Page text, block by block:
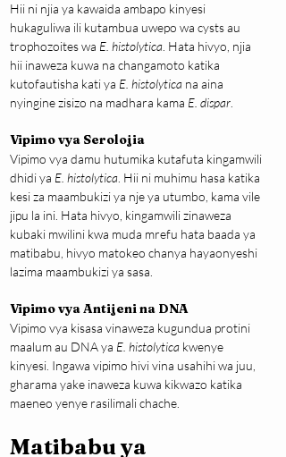
Hii ni njia ya kawaida ambapo kinyesi
hukaguliwa ili kutambua uwepo wa cysts au
trophozoites wa E. histolytica . Hata hivyo, njia
hii inaweza kuwa na changamoto katika
kutofautisha kati ya E. histolytica na aina
nyingine zisizo na madhara kama E. dispar
Vipimo vya Serolojia
Vipimo vya damu hutumika kutafuta kingamwili
dhidi ya E. histolytica . Hii ni muhimu hasa katika
kesi za maambukizi ya nje ya utumbo, kama vile
jipu la ini. Hata hivyo, kingamwili zinaweza
kubaki mwilini kwa muda mrefu hata baada ya
matibabu, hivyo matokeo chanya hayaonyeshi
lazima maambukizi ya sasa.
Vipimo vya Antijeni na DNA
Vipimo vya kisasa vinaweza kugundua protini
maalum au DNA ya E. histolytica kwenye
kinyesi. Ingawa vipimo hivi vina usahihi wa juu,
gharama yake inaweza kuwa kikwazo katika
maeneo yenye rasilimali chache.
Matibabu ya